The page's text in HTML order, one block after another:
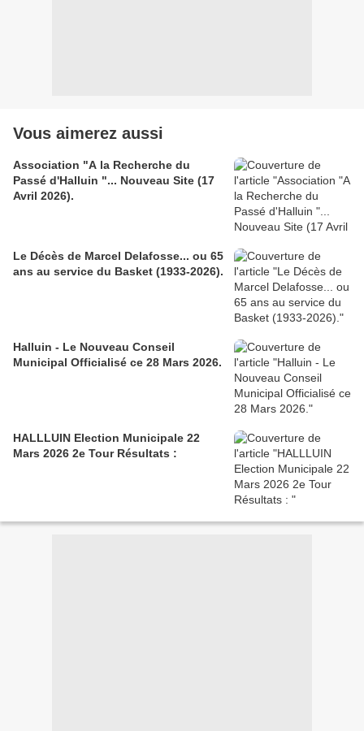
Vous aimerez aussi
Association "A la Recherche du
Passé d'Halluin "... Nouveau Site (17
Avril 2026).
Le Décès de Marcel Delafosse... ou 65
ans au service du Basket (1933-2026).
Halluin - Le Nouveau Conseil
Municipal Officialisé ce 28 Mars 2026.
HALLLUIN Election Municipale 22
Mars 2026 2e Tour Résultats :